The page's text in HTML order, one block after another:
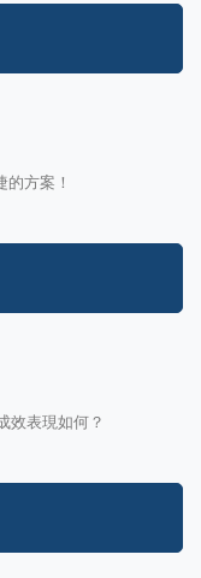
方案！
效表現如何？